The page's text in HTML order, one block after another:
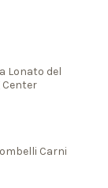
Lonato del
Center
Carni